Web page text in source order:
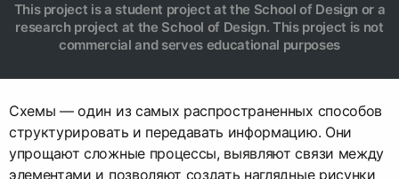
This project is a student project at the School of Design or a
research project at the School of Design. This project is not
commercial and serves educational purposes
Схемы — один из самых распространенных способов
структурировать и передавать информацию. Они
упрощают сложные процессы, выявляют связи между
элементами и позволяют создать наглядные рисунки